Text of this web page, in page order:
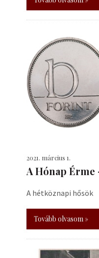
2021. március 1.
A Hónap Érme
A hétköznapi hősök
Tovább olvasom »